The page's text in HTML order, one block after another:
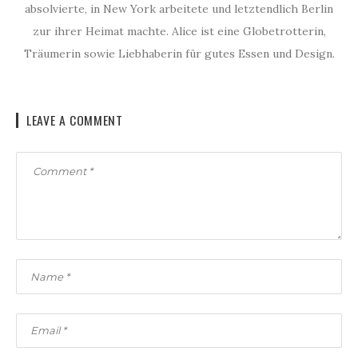
absolvierte, in New York arbeitete und letztendlich Berlin
zur ihrer Heimat machte. Alice ist eine Globetrotterin,
Träumerin sowie Liebhaberin für gutes Essen und Design.
LEAVE A COMMENT